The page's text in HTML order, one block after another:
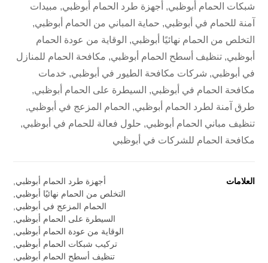
شبكات الحمام أبوظبي, أجهزة طرد الحمام أبوظبي, مبيدات
آمنة للحمام في أبوظبي, حماية المباني من الحمام أبوظبي,
التخلص من الحمام نهائيًا أبوظبي, الوقاية من عودة الحمام
أبوظبي, تنظيف أسطح الحمام أبوظبي, مكافحة الحمام للمنازل
في أبوظبي, شركات مكافحة الطيور في أبوظبي, خدمات
مكافحة الحمام في أبوظبي, السيطرة على الحمام أبوظبي,
طرق آمنة لطرد الحمام أبوظبي, الحمام المزعج في أبوظبي,
تنظيف مباني الحمام أبوظبي, حلول فعالة للحمام في أبوظبي,
مكافحة الحمام للشركات في أبوظبي
العلامات أجهزة طرد الحمام أبوظبي
التخلص من الحمام نهائيًا أبوظبي
الحمام المزعج في أبوظبي
السيطرة على الحمام أبوظبي
الوقاية من عودة الحمام أبوظبي
تركيب شبكات الحمام أبوظبي
تنظيف أسطح الحمام أبوظبي